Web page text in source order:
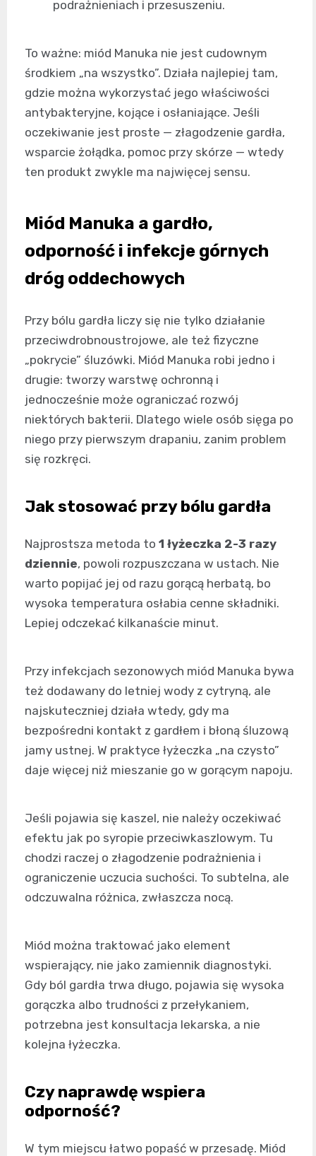
podrażnieniach i przesuszeniu.
To ważne: miód Manuka nie jest cudownym
środkiem „na wszystko”. Działa najlepiej tam,
gdzie można wykorzystać jego właściwości
antybakteryjne, kojące i osłaniające. Jeśli
oczekiwanie jest proste — złagodzenie gardła,
wsparcie żołądka, pomoc przy skórze — wtedy
ten produkt zwykle ma najwięcej sensu.
Miód Manuka a gardło,
odporność i infekcje górnych
dróg oddechowych
Przy bólu gardła liczy się nie tylko działanie
przeciwdrobnoustrojowe, ale też fizyczne
„pokrycie” śluzówki. Miód Manuka robi jedno i
drugie: tworzy warstwę ochronną i
jednocześnie może ograniczać rozwój
niektórych bakterii. Dlatego wiele osób sięga po
niego przy pierwszym drapaniu, zanim problem
się rozkręci.
Jak stosować przy bólu gardła
Najprostsza metoda to 1 łyżeczka 2-3 razy
dziennie, powoli rozpuszczana w ustach. Nie
warto popijać jej od razu gorącą herbatą, bo
wysoka temperatura osłabia cenne składniki.
Lepiej odczekać kilkanaście minut.
Przy infekcjach sezonowych miód Manuka bywa
też dodawany do letniej wody z cytryną, ale
najskuteczniej działa wtedy, gdy ma
bezpośredni kontakt z gardłem i błoną śluzową
jamy ustnej. W praktyce łyżeczka „na czysto”
daje więcej niż mieszanie go w gorącym napoju.
Jeśli pojawia się kaszel, nie należy oczekiwać
efektu jak po syropie przeciwkaszlowym. Tu
chodzi raczej o złagodzenie podrażnienia i
ograniczenie uczucia suchości. To subtelna, ale
odczuwalna różnica, zwłaszcza nocą.
Miód można traktować jako element
wspierający, nie jako zamiennik diagnostyki.
Gdy ból gardła trwa długo, pojawia się wysoka
gorączka albo trudności z przełykaniem,
potrzebna jest konsultacja lekarska, a nie
kolejna łyżeczka.
Czy naprawdę wspiera
odporność?
W tym miejscu łatwo popaść w przesadę. Miód